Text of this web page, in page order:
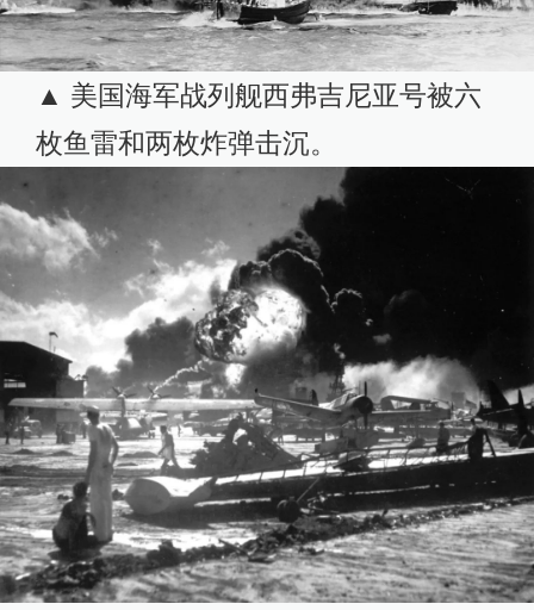
▲ 美国海军战列舰西弗吉尼亚号被六
枚鱼雷和两枚炸弹击沉。